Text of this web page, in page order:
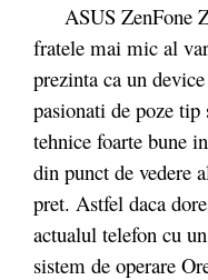
ASUS ZenFone
fratele mai mic al
prezinta ca un
pasionati de poze
tehnice foarte bune
din punct de vedere
pret. Astfel daca
actualul telefon cu
sistem de operare